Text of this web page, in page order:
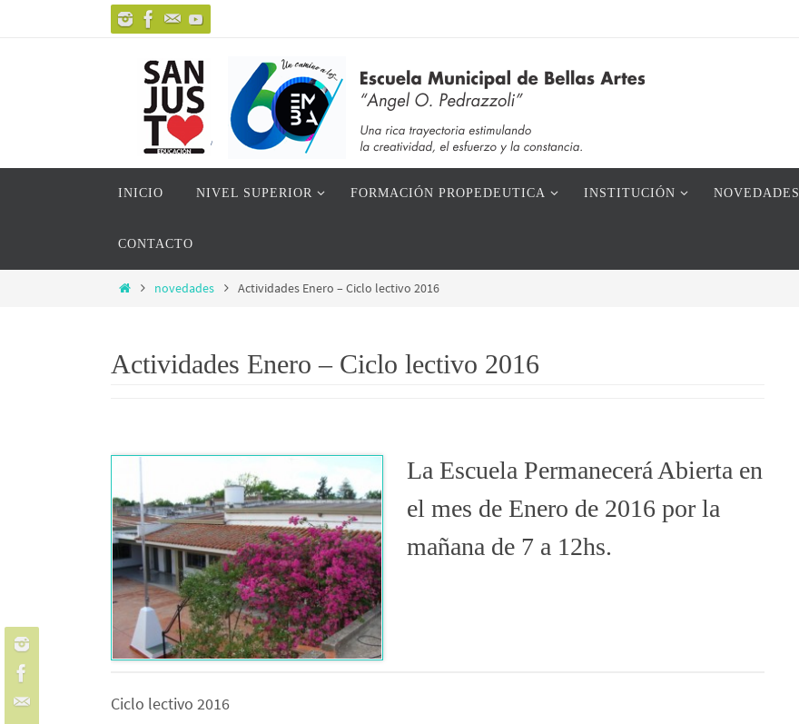
INICIO NIVEL SUPERIOR FORMACIÓN PROPEDEUTICA INSTITUCIÓN NOVEDADES
CONTACTO
Inicionovedades Actividades Enero – Ciclo lectivo 2016
Actividades Enero – Ciclo lectivo 2016
La Escuela Permanecerá Abierta en
el mes de Enero de 2016 por la
mañana de 7 a 12hs.
Ciclo lectivo 2016